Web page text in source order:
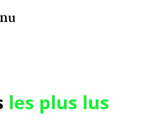
les plus lus